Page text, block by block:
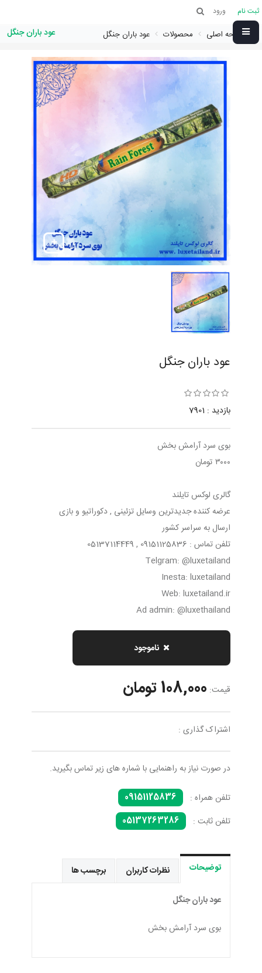
ثبت نام ورود
صفحه اصلی محصولات عود باران جنگل عود باران جنگل
عود باران جنگل
بازدید : 7901
بوی سرد آرامش بخش
۳۰۰۰ تومان
گالری لوکس تایلند
عرضه کننده جدیدترین وسایل تزئینی , دکوراتیو و بازی
ارسال به سراسر کشور
تلفن تماس : 09151125836 , 05137114449
Telgram: @luxetailand
Inesta: luxetailand
Web: luxetailand.ir
Ad admin: @luxethailand
ناموجود
قیمت: 108,000 تومان
اشتراک گذاری :
در صورت نیاز به راهنمایی با شماره های زیر تماس بگیرید.
تلفن همراه :
09151125836
تلفن ثابت :
05137263286
توضیحات نظرات کاربران برچسب ها
عود باران جنگل
بوی سرد آرامش بخش